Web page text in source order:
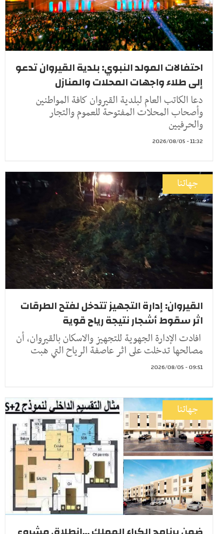
احتفالات المولد النبوي: بلدية القيروان تدعو
إلى طلاء واجهات المحلات والمنازل
دعا الكاتب العام لبلدية القيروان كافة المواطنين
وأصحاب المحلات المفتوحة للعموم والتجار
والحرفيين
11:32 - 2026/08/05
جهاتنا
القيروان: إدارة التجهيز تتدخل لفتح الطرقات
اثر سقوط أشجار نتيجة رياح قوية
افادت الإدارة الجهوية للتجهيز والاسكان بالقيروان، أن
مصالحها تدخلت على اثر عاصفة الرياح التي هبت
09:51 - 2026/08/05
جهاتنا